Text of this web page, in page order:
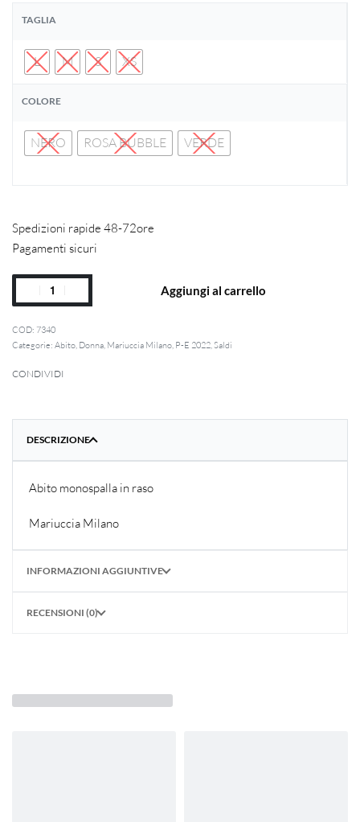
TAGLIA
L M S XS
COLORE
NERO ROSA BUBBLE VERDE
Spedizioni rapide 48-72ore
Pagamenti sicuri
Aggiungi al carrello
7340
Categorie: Abito, Donna, Mariuccia Milano, P-E 2022,Saldi
CONDIVIDI
DESCRIZIONE
Abito monospalla in raso
Mariuccia Milano
INFORMAZIONI AGGIUNTIVE
RECENSIONI (0)